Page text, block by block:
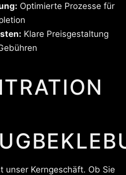
Optimierte Prozesse für
Klare Preisgestaltung
unser Kerngeschäft. Ob Sie